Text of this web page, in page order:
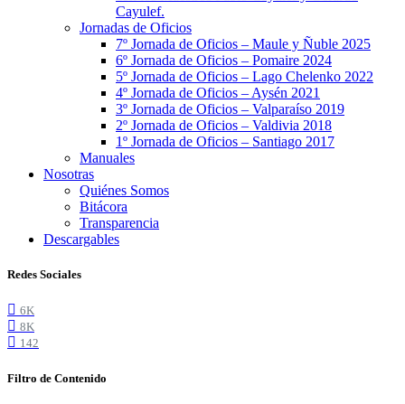
Cayulef.
Jornadas de Oficios
7º Jornada de Oficios – Maule y Ñuble 2025
6º Jornada de Oficios – Pomaire 2024
5º Jornada de Oficios – Lago Chelenko 2022
4º Jornada de Oficios – Aysén 2021
3º Jornada de Oficios – Valparaíso 2019
2º Jornada de Oficios – Valdivia 2018
1º Jornada de Oficios – Santiago 2017
Manuales
Nosotras
Quiénes Somos
Bitácora
Transparencia
Descargables
Redes Sociales
6K
8K
142
Filtro de Contenido